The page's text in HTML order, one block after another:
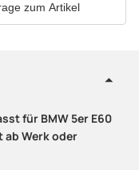
zum Artikel
für BMW 5er E60
ab Werk oder